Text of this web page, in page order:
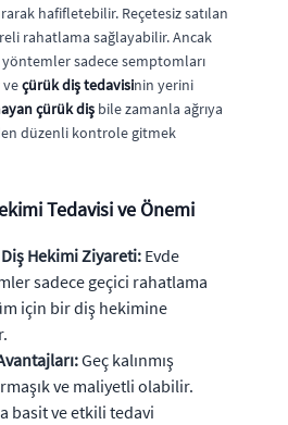
hafifletebilir. Reçetesiz satılan
rahatlama sağlayabilir. Ancak
sadece semptomları
çürük diş tedavisinin yerini
çürük diş bile zamanla ağrıya
düzenli kontrole gitmek
Tedavisi ve Önemi
Diş Hekimi Ziyareti: Evde
sadece geçici rahatlama
için bir diş hekimine
Geç kalınmış
ve maliyetli olabilir.
basit ve etkili tedavi